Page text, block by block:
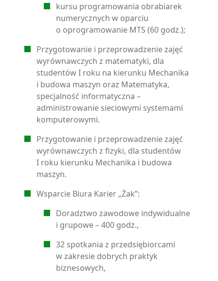
kursu programowania obrabiarek
numerycznych w oparciu
o oprogramowanie MTS (60 godz.);
Przygotowanie i przeprowadzenie zajęć
wyrównawczych z matematyki, dla
studentów I roku na kierunku Mechanika
i budowa maszyn oraz Matematyka,
specjalność informatyczna –
administrowanie sieciowymi systemami
komputerowymi.
Przygotowanie i przeprowadzenie zajęć
wyrównawczych z fizyki, dla studentów
I roku kierunku Mechanika i budowa
maszyn.
Wsparcie Biura Karier „Żak”:
Doradztwo zawodowe indywidualne
i grupowe – 400 godz.,
32 spotkania z przedsiębiorcami
w zakresie dobrych praktyk
biznesowych,